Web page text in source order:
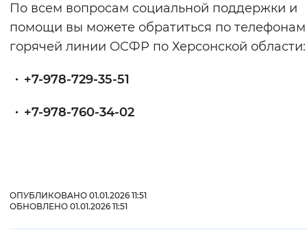
Изображения
Включены Выключены
Воспроизвести
По всем вопросам социальной поддержки и
помощи вы можете обратиться по телефонам
горячей линии ОСФР по Херсонской области:
+7-978-729-35-51
+7-978-760-34-02
ОПУБЛИКОВАНО 01.01.2026 11:51
ОБНОВЛЕНО 01.01.2026 11:51